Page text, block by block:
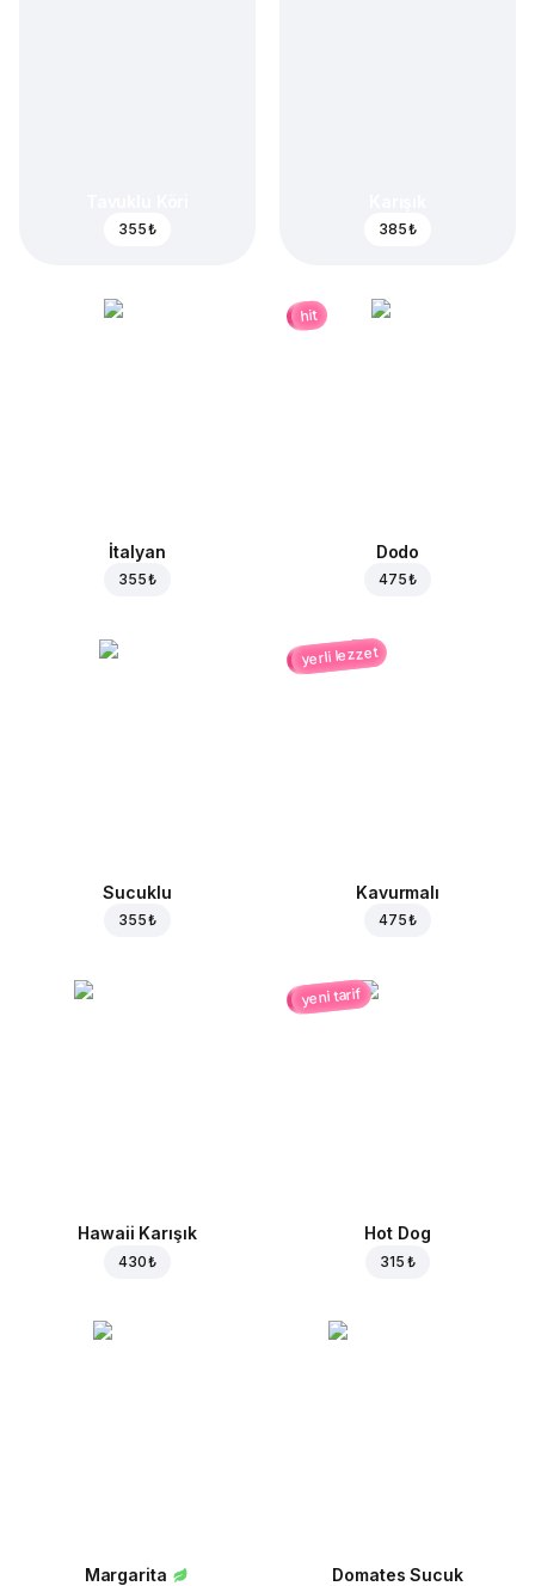
355 ₺ 385 ₺
İtalyan
355 ₺
hit
Dodo
475 ₺
Sucuklu
355 ₺
yerli lezzet
Kavurmalı
475 ₺
Hawaii Karışık
430 ₺
yeni tarif
Hot Dog
315 ₺
Margarita Domates Sucuk